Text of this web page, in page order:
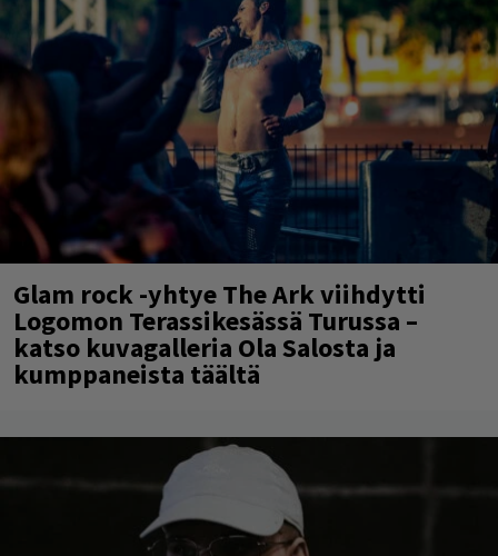
Glam rock -yhtye The Ark viihdytti
Logomon Terassikesässä Turussa –
katso kuvagalleria Ola Salosta ja
kumppaneista täältä